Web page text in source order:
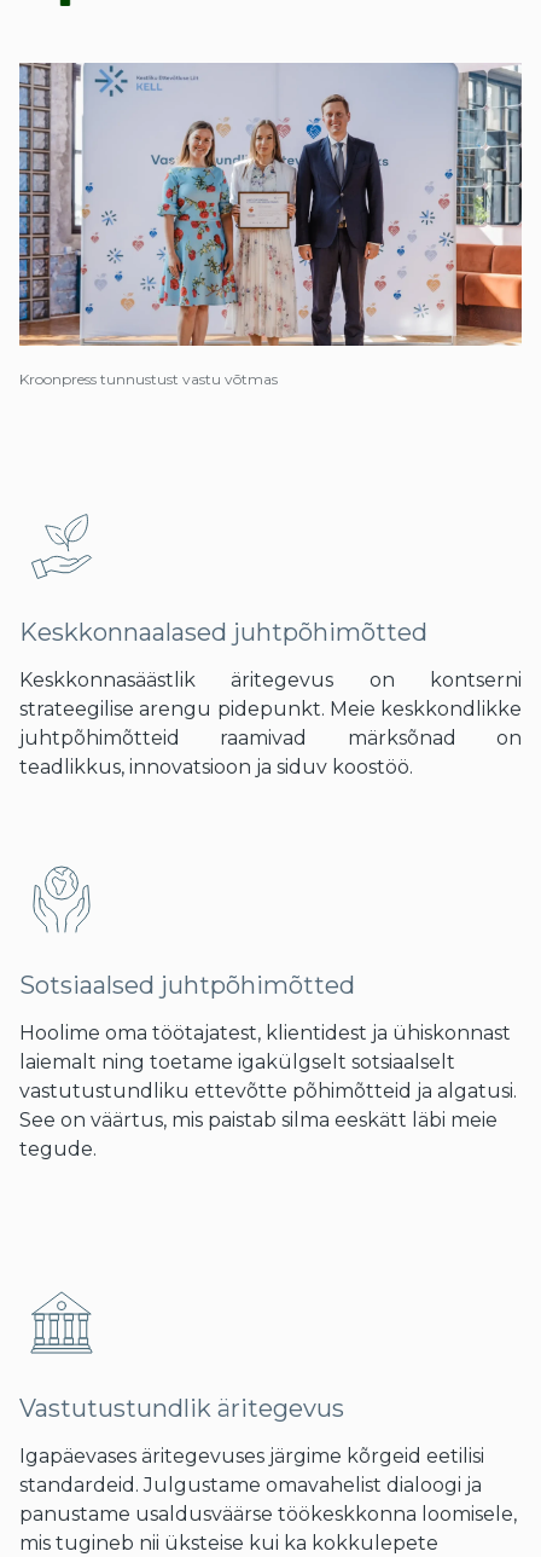
Keskkonnaalased juhtpõhimõtted
Keskkonnasäästlik äritegevus on kontserni
strateegilise arengu pidepunkt. Meie keskkondlikke
juhtpõhimõtteid raamivad märksõnad on
teadlikkus, innovatsioon ja siduv koostöö.
Sotsiaalsed juhtpõhimõtted
Hoolime oma töötajatest, klientidest ja ühiskonnast
laiemalt ning toetame igakülgselt sotsiaalselt
vastutustundliku ettevõtte põhimõtteid ja algatusi.
See on väärtus, mis paistab silma eeskätt läbi meie
tegude.
Vastutustundlik äritegevus
Igapäevases äritegevuses järgime kõrgeid eetilisi
standardeid. Julgustame omavahelist dialoogi ja
panustame usaldusväärse töökeskkonna loomisele,
mis tugineb nii üksteise kui ka kokkulepete